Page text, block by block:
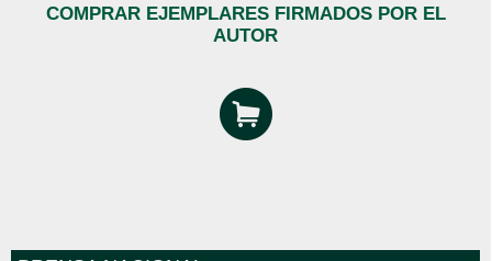
COMPRAR EJEMPLARES FIRMADOS POR EL
AUTOR